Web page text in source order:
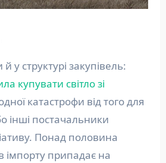
у структурі закупівель:
купувати світло зі
катастрофи від того для
інші постачальники
Понад половина
імпорту припадає на